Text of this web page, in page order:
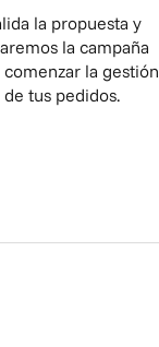
la propuesta y
la campaña
comenzar la gestión
de tus pedidos.